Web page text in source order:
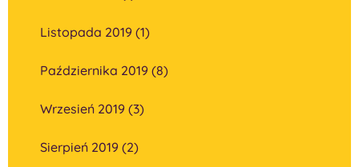
Listopada 2019 (1)
Października 2019 (8)
Wrzesień 2019 (3)
Sierpień 2019 (2)